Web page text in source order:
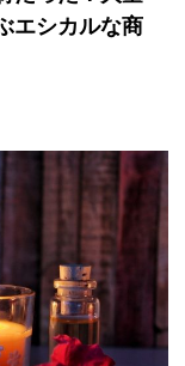
エシカルな商